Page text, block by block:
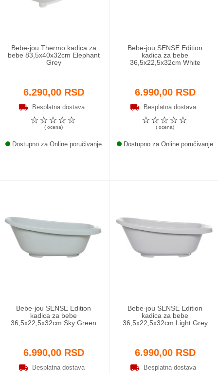
Bebe-jou Thermo kadica za
bebe 83,5x40x32cm Elephant
Grey
6.290,00 RSD
Besplatna dostava
☆
☆
☆
☆
☆
( ocena)
Dostupno za Online poručivanje
Bebe-jou SENSE Edition
kadica za bebe
36,5x22,5x32cm White
6.990,00 RSD
Besplatna dostava
☆
☆
☆
☆
☆
( ocena)
Dostupno za Online poručivanje
Bebe-jou SENSE Edition
kadica za bebe
36,5x22,5x32cm Sky Green
6.990,00 RSD
Besplatna dostava
Bebe-jou SENSE Edition
kadica za bebe
36,5x22,5x32cm Light Grey
6.990,00 RSD
Besplatna dostava